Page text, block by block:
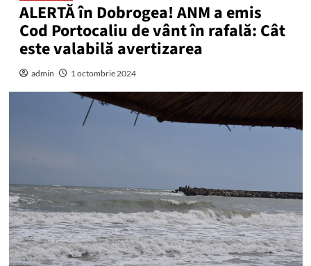
ALERTĂ în Dobrogea! ANM a emis
Cod Portocaliu de vânt în rafală: Cât
este valabilă avertizarea
admin 1 octombrie 2024